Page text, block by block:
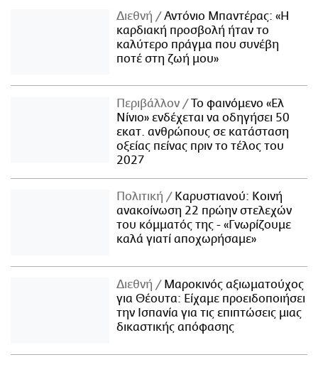
Διεθνή
Αντόνιο Μπαντέρας: «Η
καρδιακή προσβολή ήταν το
καλύτερο πράγμα που συνέβη
ποτέ στη ζωή μου»
Περιβάλλον
Το φαινόμενο «Ελ
Νίνιο» ενδέχεται να οδηγήσει 50
εκατ. ανθρώπους σε κατάσταση
οξείας πείνας πριν το τέλος του
2027
Πολιτική
Καρυστιανού: Κοινή
ανακοίνωση 22 πρώην στελεχών
του κόμματός της - «Γνωρίζουμε
καλά γιατί αποχωρήσαμε»
Διεθνή
Μαροκινός αξιωματούχος
για Θέουτα: Είχαμε προειδοποιήσει
την Ισπανία για τις επιπτώσεις μιας
δικαστικής απόφασης